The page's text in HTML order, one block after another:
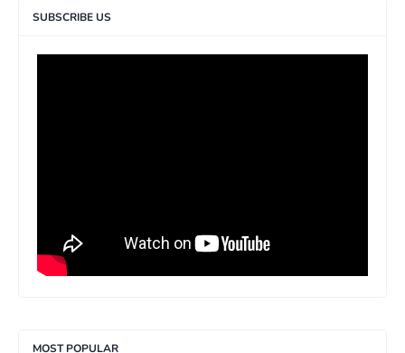
SUBSCRIBE US
MOST POPULAR